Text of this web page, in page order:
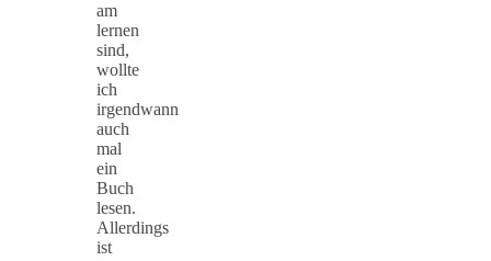
am
lernen
sind,
wollte
ich
irgendwann
auch
mal
ein
Buch
lesen.
Allerdings
ist